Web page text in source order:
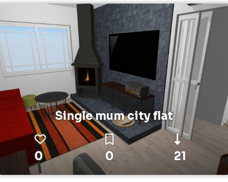
Single mum city flat
0 0 21